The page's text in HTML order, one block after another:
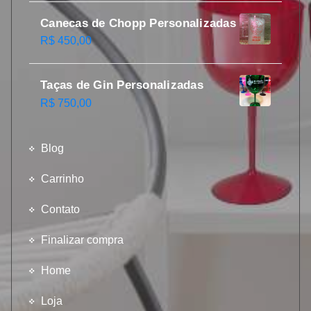
Canecas de Chopp Personalizadas
R$ 450,00
Taças de Gin Personalizadas
R$ 750,00
Blog
Carrinho
Contato
Finalizar compra
Home
Loja